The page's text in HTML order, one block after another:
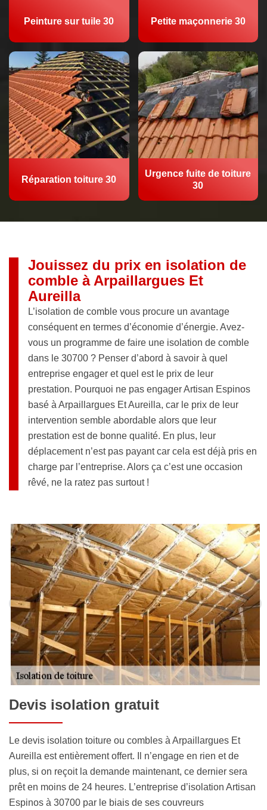
Peinture sur tuile 30 Petite maçonnerie 30
Réparation toiture 30
Urgence fuite de toiture
30
Jouissez du prix en isolation de
comble à Arpaillargues Et
Aureilla
L’isolation de comble vous procure un avantage
conséquent en termes d’économie d’énergie. Avez-
vous un programme de faire une isolation de comble
dans le 30700 ? Penser d’abord à savoir à quel
entreprise engager et quel est le prix de leur
prestation. Pourquoi ne pas engager Artisan Espinos
basé à Arpaillargues Et Aureilla, car le prix de leur
intervention semble abordable alors que leur
prestation est de bonne qualité. En plus, leur
déplacement n’est pas payant car cela est déjà pris en
charge par l’entreprise. Alors ça c’est une occasion
rêvé, ne la ratez pas surtout !
Devis isolation gratuit
Le devis isolation toiture ou combles à Arpaillargues Et
Aureilla est entièrement offert. Il n’engage en rien et de
plus, si on reçoit la demande maintenant, ce dernier sera
prêt en moins de 24 heures. L’entreprise d’isolation Artisan
Espinos à 30700 par le biais de ses couvreurs